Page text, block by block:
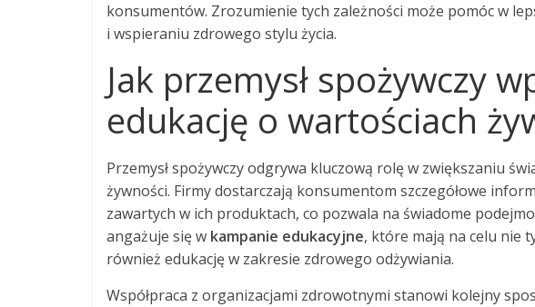
konsumentów. Zrozumienie tych zależności może pomóc w
i wspieraniu zdrowego stylu życia.
Jak przemysł spożywczy
edukację o wartościach
Przemysł spożywczy odgrywa kluczową rolę w zwiększaniu
żywności. Firmy dostarczają konsumentom szczegółowe
zawartych w ich produktach, co pozwala na świadome
angażuje się w kampanie edukacyjne, które mają na celu nie
również edukację w zakresie zdrowego odżywiania.
Współpraca z organizacjami zdrowotnymi stanowi kolejny